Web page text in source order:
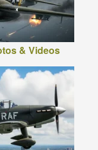
& Videos